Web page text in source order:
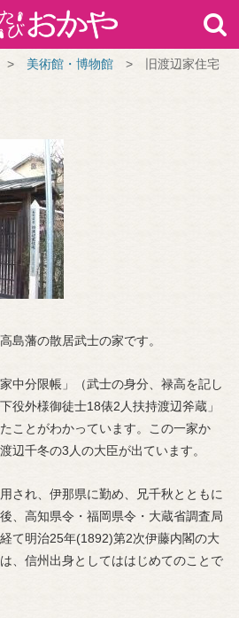
> 美術館・博物館 > 旧渡辺家住宅
島藩の散居武士の家です。
中分限帳」（武士の身分、禄高を記し
役外様御徒士18俵2人扶持渡辺斧蔵」
ことがわかっています。この一家か
辺千冬の3人の大臣が出ています。
され、伊那県に勤め、兄千秋とともに
、高知県令・福岡県令・大蔵省調査局
て明治25年(1892)第2次伊藤内閣の大
、信州出身としてははじめてのことで